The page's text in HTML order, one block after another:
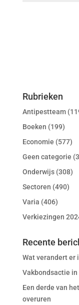
Rubrieken
Antipestteam
Boeken (199)
Economie (577)
Geen categorie
Onderwijs(308)
Sectoren (490)
Varia (406)
Verkiezingen
Recente
Wat verandert er
Vakbondsactie in
Een derde van
overuren